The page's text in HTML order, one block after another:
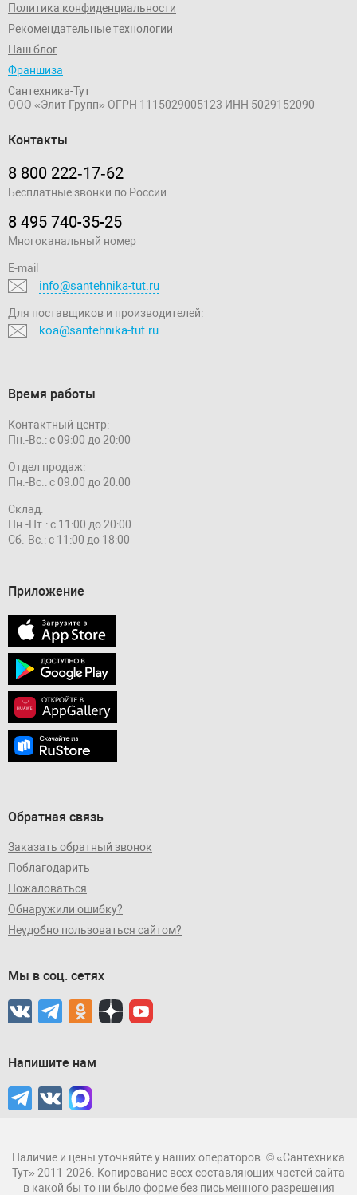
Политика конфиденциальности
Рекомендательные технологии
Наш блог
Франшиза
Сантехника-Тут
ООО «Элит Групп» ОГРН 1115029005123 ИНН 5029152090
Контакты
8 800 222‑17‑62
Бесплатные звонки по России
8 495 740-35-25
Многоканальный номер
E-mail
info@santehnika-tut.ru
Для поставщиков и производителей:
koa@santehnika-tut.ru
Время работы
Контактный-центр:
Пн.-Вс.: с 09:00 до 20:00
Отдел продаж:
Пн.-Вс.: с 09:00 до 20:00
Склад:
Пн.-Пт.: с 11:00 до 20:00
Сб.-Вс.: с 11:00 до 18:00
Приложение
Обратная связь
Заказать обратный звонок
Поблагодарить
Пожаловаться
Обнаружили ошибку?
Неудобно пользоваться сайтом?
Мы в соц. сетях
Напишите нам
Наличие и цены уточняйте у наших операторов. © «Сантехника
Тут» 2011-2026. Копирование всех составляющих частей сайта
в какой бы то ни было форме без письменного разрешения